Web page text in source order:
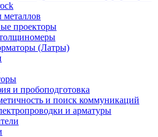
металлов
проекторы
(Латры)
и пробоподготовка
и поиск коммуникаций
и арматуры